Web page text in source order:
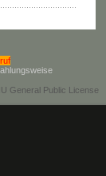
General Public License